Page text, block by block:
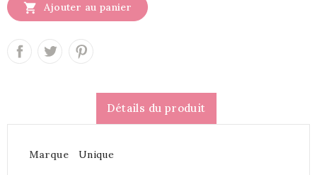
 Ajouter au panier
Détails du produit
Marque Unique